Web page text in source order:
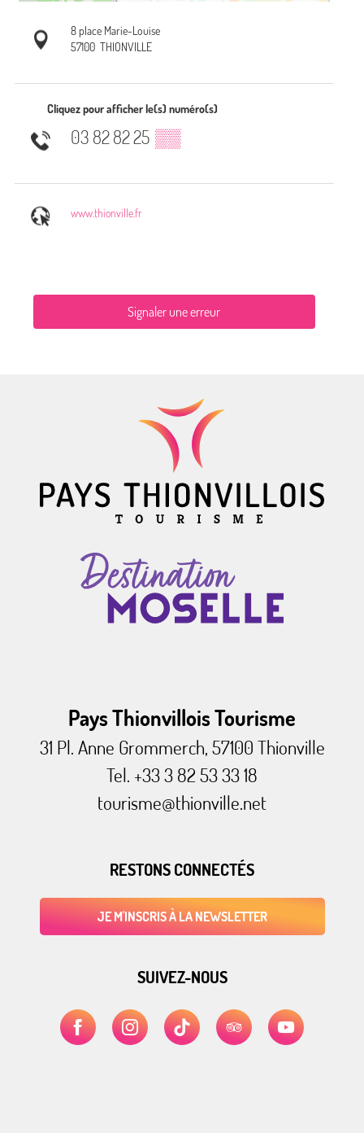
8 place Marie-Louise
57100 THIONVILLE
Cliquez pour afficher le(s) numéro(s)
03 82 82 25 ▒▒
www.thionville.fr
Signaler une erreur
Pays Thionvillois Tourisme
31 Pl. Anne Grommerch, 57100 Thionville
Tel. +33 3 82 53 33 18
tourisme@thionville.net
RESTONS CONNECTÉS
JE M'INSCRIS À LA NEWSLETTER
SUIVEZ-NOUS